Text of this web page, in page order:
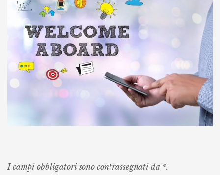
I campi obbligatori sono contrassegnati da *.